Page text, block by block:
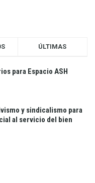
ÚLTIMAS
para Espacio ASH
y sindicalismo para
al servicio del bien